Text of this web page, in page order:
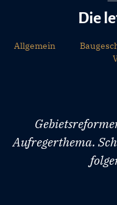
Die
Allgemein
Aufregerthema.